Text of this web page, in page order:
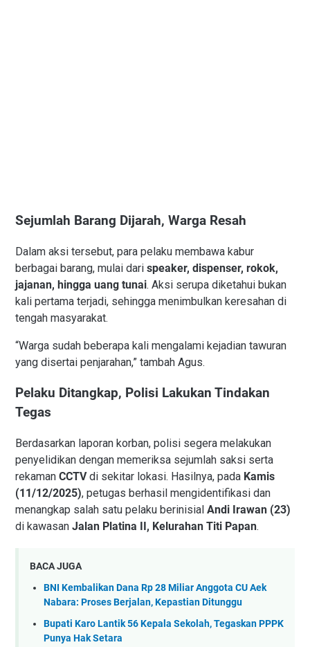
Sejumlah Barang Dijarah, Warga Resah
Dalam aksi tersebut, para pelaku membawa kabur
berbagai barang, mulai dari speaker, dispenser, rokok,
jajanan, hingga uang tunai. Aksi serupa diketahui bukan
kali pertama terjadi, sehingga menimbulkan keresahan di
tengah masyarakat.
“Warga sudah beberapa kali mengalami kejadian tawuran
yang disertai penjarahan,” tambah Agus.
Pelaku Ditangkap, Polisi Lakukan Tindakan
Tegas
Berdasarkan laporan korban, polisi segera melakukan
penyelidikan dengan memeriksa sejumlah saksi serta
rekaman CCTVdi sekitar lokasi. Hasilnya, pada Kamis
(11/12/2025), petugas berhasil mengidentifikasi dan
menangkap salah satu pelaku berinisial Andi Irawan (23)
di kawasan Jalan Platina II, Kelurahan Titi Papan.
BACA JUGA
BNI Kembalikan Dana Rp 28 Miliar Anggota CU Aek
Nabara: Proses Berjalan, Kepastian Ditunggu
Bupati Karo Lantik 56 Kepala Sekolah, Tegaskan PPPK
Punya Hak Setara